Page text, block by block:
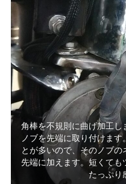
角棒を不規則に曲げ加工し
ノブを先端に取り付けま
とが多いので、そのノブ
先端に加えます。短くても
たっぷり